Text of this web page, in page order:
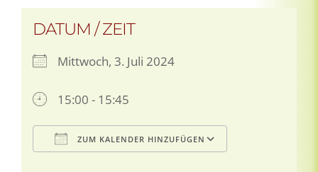
DATUM / ZEIT
Mittwoch, 3. Juli 2024
15:00 - 15:45
ZUM KALENDER HINZUFÜGEN